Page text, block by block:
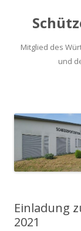
Mitglied des
und
Einladung
2021